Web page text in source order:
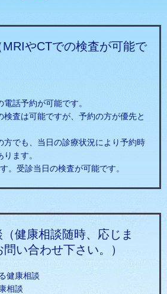
やCTでの検査が可能で
話予約が可能です。
可能ですが、予約の方が優先と
、当日の診療状況により予約時
ます。
。受診当日の検査が可能です。
健康相談随時、応じま
い合わせ下さい。）
健康相談
相談